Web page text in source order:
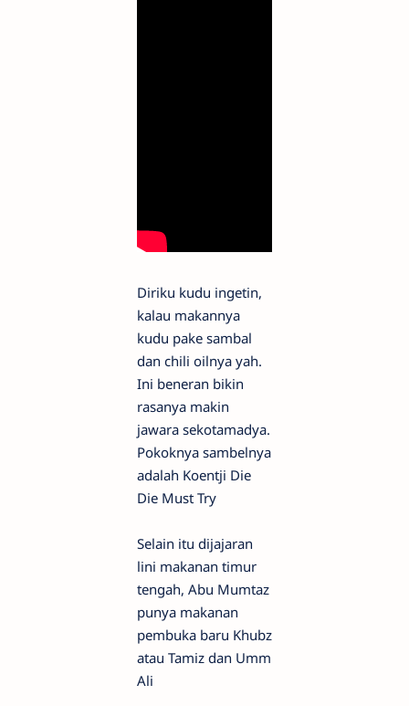
Diriku kudu ingetin,
kalau makannya
kudu pake sambal
dan chili oilnya yah.
Ini beneran bikin
rasanya makin
jawara sekotamadya.
Pokoknya sambelnya
adalah Koentji Die
Die Must Try
Selain itu dijajaran
lini makanan timur
tengah, Abu Mumtaz
punya makanan
pembuka baru Khubz
atau Tamiz dan Umm
Ali